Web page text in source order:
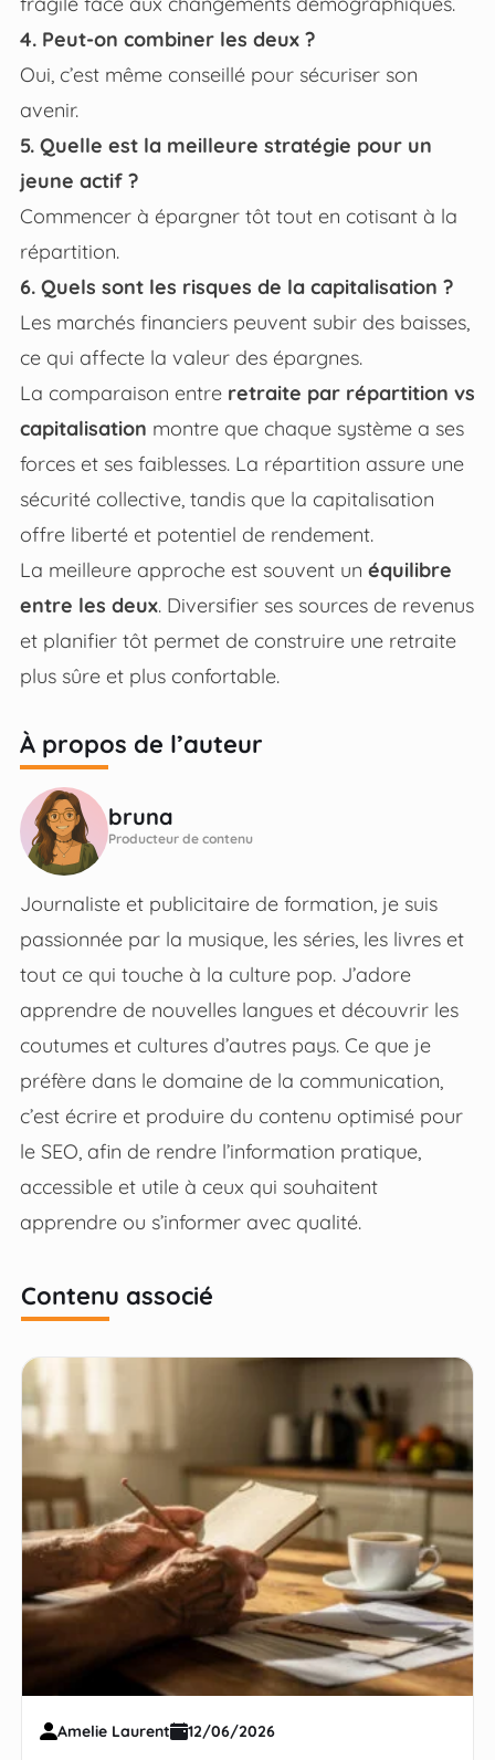
4. Peut-on combiner les deux ?
Oui, c’est même conseillé pour sécuriser son
avenir.
5. Quelle est la meilleure stratégie pour un
jeune actif ?
Commencer à épargner tôt tout en cotisant à la
répartition.
6. Quels sont les risques de la capitalisation ?
Les marchés financiers peuvent subir des baisses,
ce qui affecte la valeur des épargnes.
La comparaison entre retraite par répartition vs
capitalisation montre que chaque système a ses
forces et ses faiblesses. La répartition assure une
sécurité collective, tandis que la capitalisation
offre liberté et potentiel de rendement.
La meilleure approche est souvent un équilibre
entre les deux. Diversifier ses sources de revenus
et planifier tôt permet de construire une retraite
plus sûre et plus confortable.
À propos de l’auteur
bruna
Producteur de contenu
Journaliste et publicitaire de formation, je suis
passionnée par la musique, les séries, les livres et
tout ce qui touche à la culture pop. J’adore
apprendre de nouvelles langues et découvrir les
coutumes et cultures d’autres pays. Ce que je
préfère dans le domaine de la communication,
c’est écrire et produire du contenu optimisé pour
le SEO, afin de rendre l’information pratique,
accessible et utile à ceux qui souhaitent
apprendre ou s’informer avec qualité.
Contenu associé
Amelie Laurent 12/06/2026